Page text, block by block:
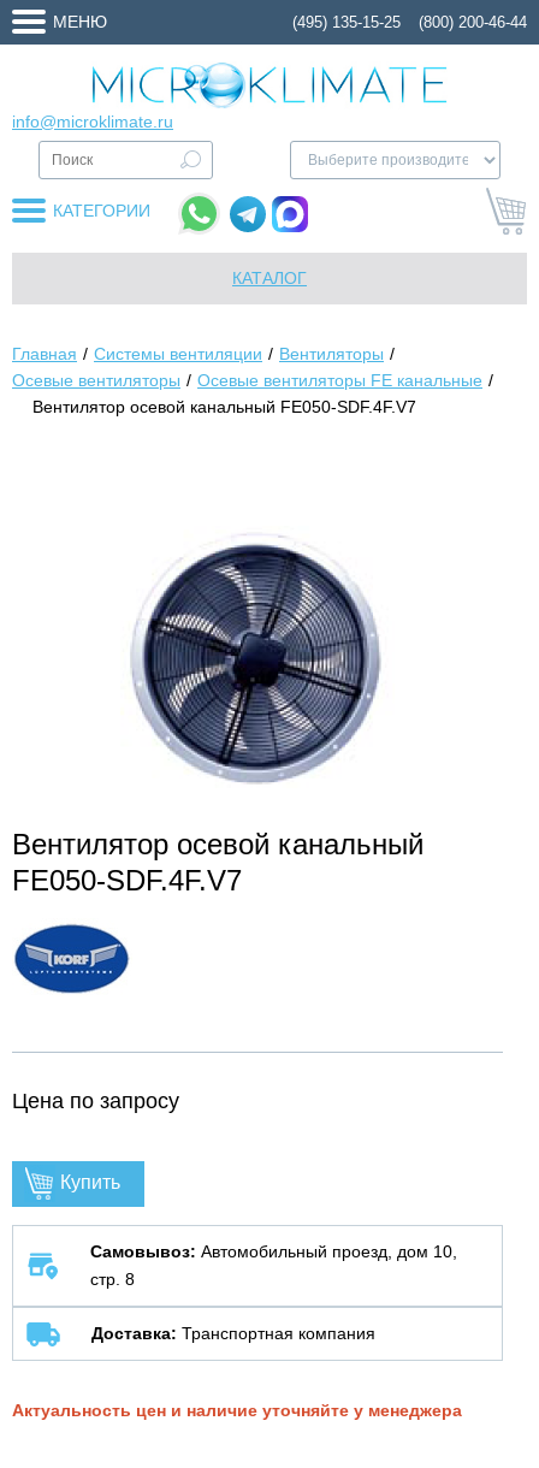
МЕНЮ (495) 135-15-25 (800) 200-46-44
info@microklimate.ru
КАТЕГОРИИ
КАТАЛОГ
Главная Системы вентиляции
Вентиляторы
Осевые вентиляторы
Осевые вентиляторы FE канальные
Вентилятор осевой канальный FE050-SDF.4F.V7
Вентилятор осевой канальный
FE050-SDF.4F.V7
Цена по запросу
Купить
Самовывоз: Автомобильный проезд, дом 10,
стр. 8
Доставка: Транспортная компания
Актуальность цен и наличие уточняйте у менеджера